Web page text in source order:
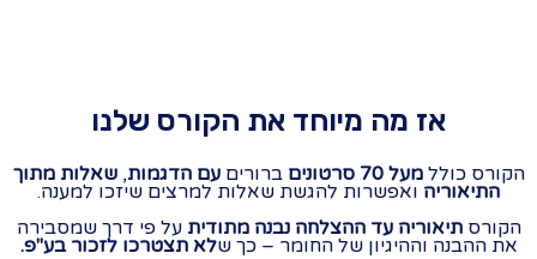
אז מה מיוחד את הקורס שלנו
כוללמעל 70 סרטונים ברוריםעם הדגמות,שאלות מתוך
התיאוריהואפשרות להגשת שאלות למרצים שיזכו למענה.
תיאוריה עד ההצלחה נבנה מתודיתעל פי דרך שמסבירה
ההבנה וההיגיון של החומר – כך שלא תצטרכו לזכור בע"פ.